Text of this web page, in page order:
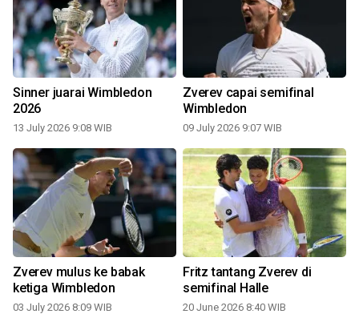
Sinner juarai Wimbledon
2026
13 July 2026 9:08 WIB
Zverev capai semifinal
Wimbledon
09 July 2026 9:07 WIB
Zverev mulus ke babak
ketiga Wimbledon
03 July 2026 8:09 WIB
Fritz tantang Zverev di
semifinal Halle
20 June 2026 8:40 WIB